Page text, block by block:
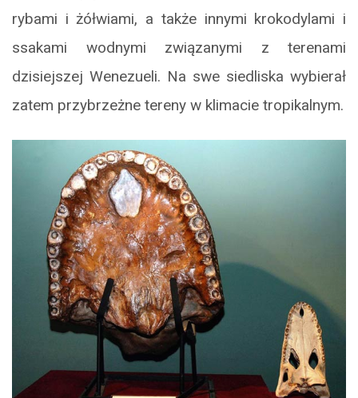
rybami i żółwiami, a także innymi krokodylami i
ssakami wodnymi związanymi z terenami
dzisiejszej Wenezueli. Na swe siedliska wybierał
zatem przybrzeżne tereny w klimacie tropikalnym.